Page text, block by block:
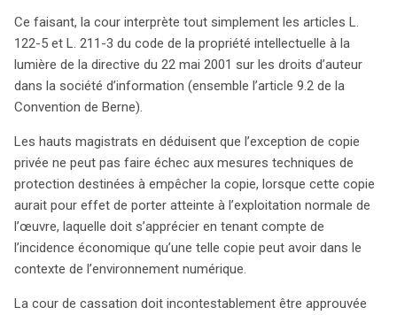
Ce faisant, la cour interprète tout simplement les articles L.
122-5 et L. 211-3 du code de la propriété intellectuelle à la
lumière de la directive du 22 mai 2001 sur les droits d’auteur
dans la société d’information (ensemble l’article 9.2 de la
Convention de Berne).
Les hauts magistrats en déduisent que l’exception de copie
privée ne peut pas faire échec aux mesures techniques de
protection destinées à empêcher la copie, lorsque cette copie
aurait pour effet de porter atteinte à l’exploitation normale de
l’œuvre, laquelle doit s’apprécier en tenant compte de
l’incidence économique qu’une telle copie peut avoir dans le
contexte de l’environnement numérique.
La cour de cassation doit incontestablement être approuvée